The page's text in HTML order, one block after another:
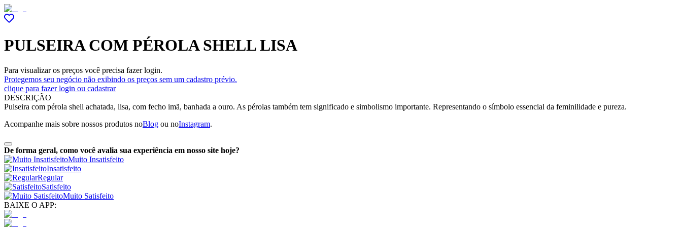
PULSEIRA COM PÉROLA SHELL LISA
Para visualizar os preços você precisa fazer login.
Protegemos seu negócio não exibindo os preços sem um cadastro prévio.
clique para fazer login ou cadastrar
DESCRIÇÃO
Pulseira com pérola shell achatada, lisa, com fecho imã, banhada a ouro. As pérolas também tem significado e simbolismo importante. Representando o símbolo essencial da feminilidade e pureza.
Acompanhe mais sobre nossos produtos noBlog ou noInstagram.
De forma geral, como você avalia sua experiência em nosso site hoje?
Muito Insatisfeito
Insatisfeito
Regular
Satisfeito
Muito Satisfeito
BAIXE O APP: